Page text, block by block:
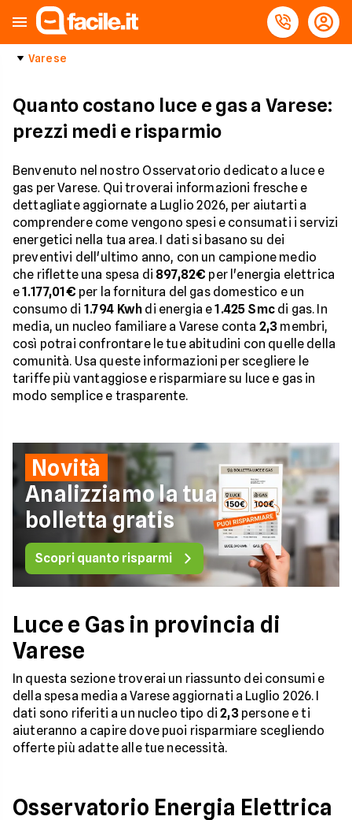
Varese
Quanto costano luce e gas a Varese:
prezzi medi e risparmio
Benvenuto nel nostro Osservatorio dedicato a luce e
gas per Varese. Qui troverai informazioni fresche e
dettagliate aggiornate a Luglio 2026, per aiutarti a
comprendere come vengono spesi e consumati i servizi
energetici nella tua area. I dati si basano su dei
preventivi dell'ultimo anno, con un campione medio
che riflette una spesa di 897,82€ per l'energia elettrica
e1.177,01€ per la fornitura del gas domestico e un
consumo di 1.794 Kwh di energia e1.425 Smcdi gas. In
media, un nucleo familiare a Varese conta 2,3 membri,
così potrai confrontare le tue abitudini con quelle della
comunità. Usa queste informazioni per scegliere le
tariffe più vantaggiose e risparmiare su luce e gas in
modo semplice e trasparente.
Novità
Analizziamo la tua
bolletta gratis
Scopri quanto risparmi
Luce e Gas in provincia di
Varese
In questa sezione troverai un riassunto dei consumi e
della spesa media a Varese aggiornati a Luglio 2026. I
dati sono riferiti a un nucleo tipo di2,3persone e ti
aiuteranno a capire dove puoi risparmiare scegliendo
offerte più adatte alle tue necessità.
Osservatorio Energia Elettrica